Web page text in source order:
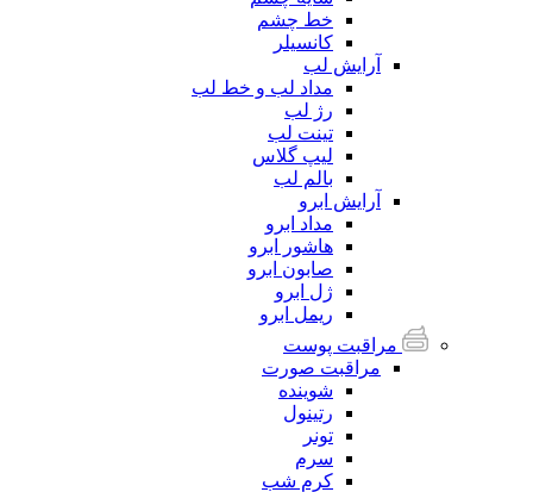
خط چشم
کانسیلر
آرایش لب
مداد لب و خط لب
رژ لب
تینت لب
لیپ گلاس
بالم لب
آرایش ابرو
مداد ابرو
هاشور ابرو
صابون ابرو
ژل ابرو
ریمل ابرو
مراقبت پوست
مراقبت صورت
شوینده
رتینول
تونر
سرم
کرم شب